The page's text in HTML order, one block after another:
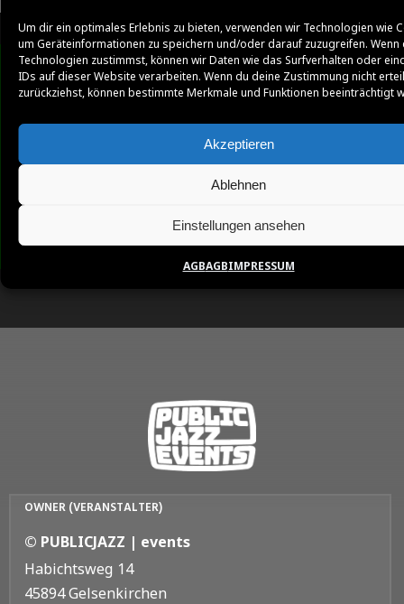
Um dir ein optimales Erlebnis zu bieten, verwenden wir Technologien wie
um Geräteinformationen zu speichern und/oder darauf zuzugreifen. Wenn
Technologien zustimmst, können wir Daten wie das Surfverhalten oder
IDs auf dieser Website verarbeiten. Wenn du deine Zustimmung nicht
zurückziehst, können bestimmte Merkmale und Funktionen beeinträchtigt
Akzeptieren
Ablehnen
Einstellungen ansehen
AGBAGBIMPRESSUM
OWNER (VERANSTALTER)
© PUBLICJAZZ | events
Habichtsweg 14
45894 Gelsenkirchen